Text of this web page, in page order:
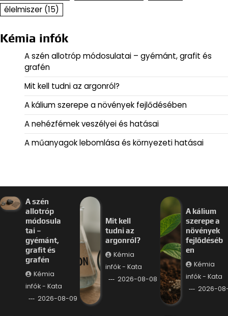
élelmiszer (15)
Kémia infók
A szén allotróp módosulatai – gyémánt, grafit és
grafén
Mit kell tudni az argonról?
A kálium szerepe a növények fejlődésében
A nehézfémek veszélyei és hatásai
A műanyagok lebomlása és környezeti hatásai
A szén
allotróp
módosula
tai –
gyémánt,
grafit és
grafén
Kémia
infók - Kata
2026-08-09
Mit kell
tudni az
argonról?
Kémia
infók - Kata
2026-08-08
A kálium
szerepe a
növények
fejlődéséb
en
Kémia
infók - Kata
2026-